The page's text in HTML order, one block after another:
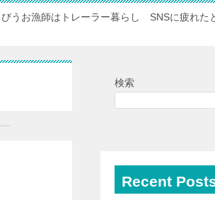
うお漁師はトレーラー暮らし SNSに疲れた
検索
Recent